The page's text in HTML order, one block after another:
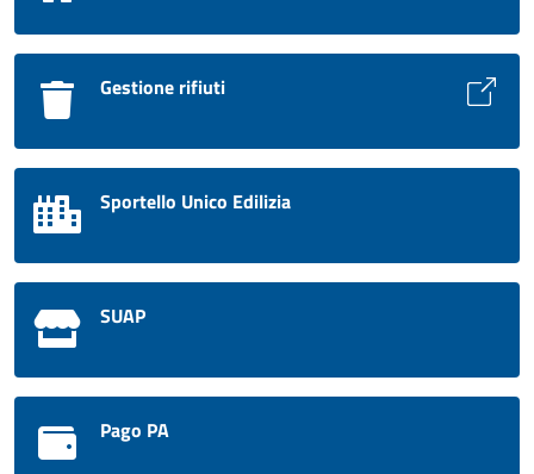
Gestione rifiuti
Sportello Unico Edilizia
SUAP
Pago PA